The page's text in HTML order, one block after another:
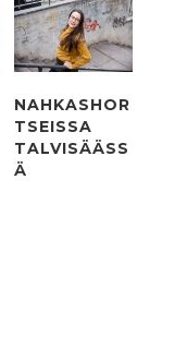
NAHKASHOR
TSEISSA
TALVISÄÄSS
Ä